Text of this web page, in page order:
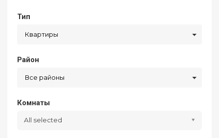
Тип
Квартиры
Район
Все районы
Комнаты
All selected